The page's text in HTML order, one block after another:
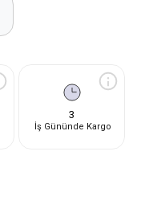
3
İş Gününde Kargo